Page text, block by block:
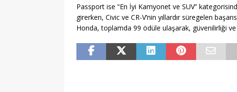
Passport ise “En İyi Kamyonet ve SUV”
girerken, Civic ve CR-V’nin yıllardır süregelen
Honda, toplamda 99 ödüle ulaşarak, güvenilirliği